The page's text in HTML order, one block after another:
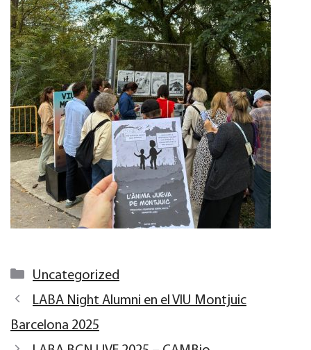
Categories
Uncategorized
LABA Night Alumni en el VIU Montjuic
Barcelona 2025